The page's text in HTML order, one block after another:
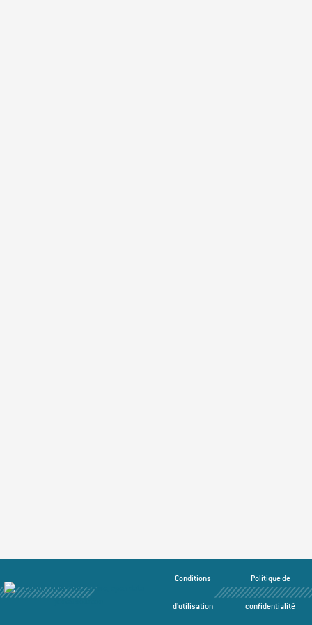
Conditions
d'utilisation
Politique de
confidentialité